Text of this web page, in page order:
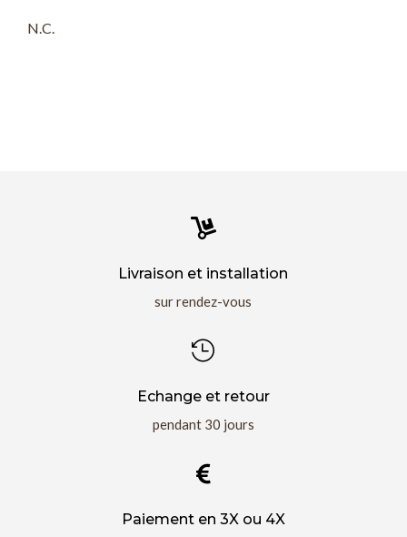
N.C.

Livraison et installation
sur rendez-vous

Echange et retour
pendant 30 jours

Paiement en 3X ou 4X